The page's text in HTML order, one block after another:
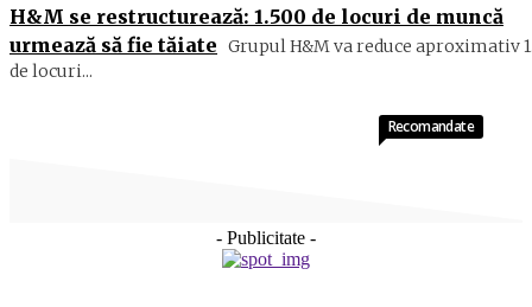
H&M se restructurează: 1.500 de locuri de muncă
urmează să fie tăiate Grupul H&M va reduce aproximativ
de locuri...
- Publicitate -
Recomandate